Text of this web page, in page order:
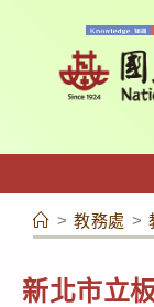
容
> 教務處 >
新北市立